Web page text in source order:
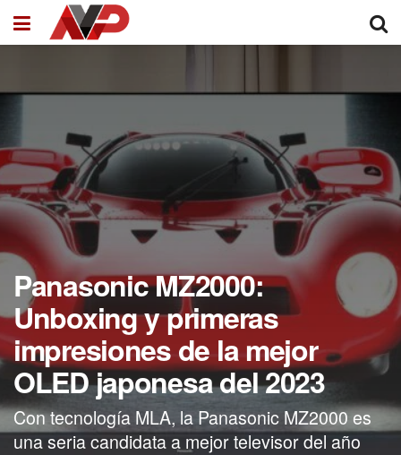
Panasonic MZ2000:
Unboxing y primeras
impresiones de la mejor
OLED japonesa del 2023
Con tecnología MLA, la Panasonic MZ2000 es
una seria candidata a mejor televisor del año